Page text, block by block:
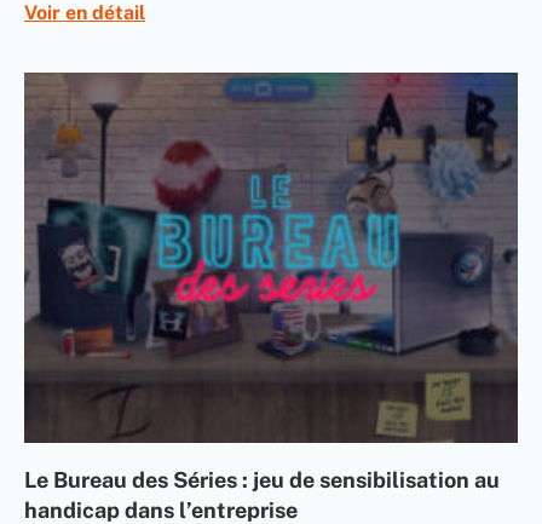
Voir en détail
Le Bureau des Séries : jeu de sensibilisation au
handicap dans l’entreprise